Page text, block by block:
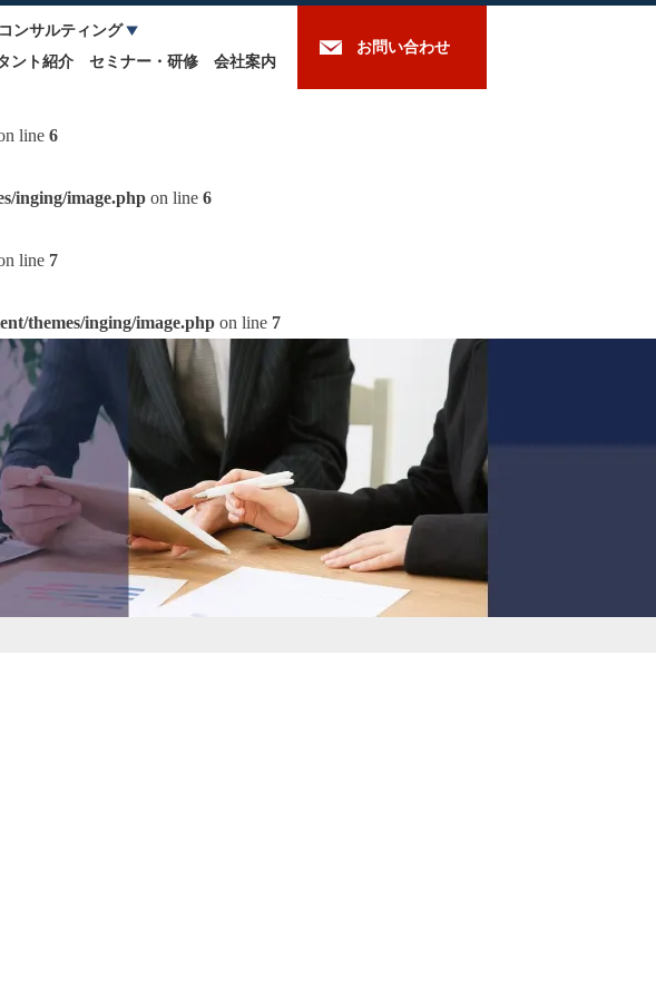
お問い合わせ
コンサルティング
ント紹介
セミナー・研修 会社案内
line 6
inging/image.php on line 6
line 7
themes/inging/image.php on line 7